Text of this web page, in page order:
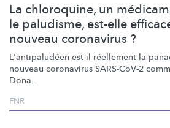
La chloroquine, un
le paludisme, est-elle
nouveau coronavirus ?
L'antipaludéen est-il réellement la
nouveau coronavirus SARS-CoV-2
Dona...
FNR